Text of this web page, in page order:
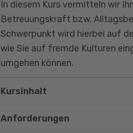
In diesem Kurs vermitteln wir
Betreuungskraft bzw.
Schwerpunkt wird hierbei auf
wie Sie auf fremde Kulturen
umgehen können.
Kursinhalt
Betreuungskraft nach §§ 43b,
Anforderungen